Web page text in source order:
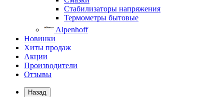
Стабилизаторы напряжения
Термометры бытовые
Alpenhoff
Новинки
Хиты продаж
Акции
Производители
Отзывы
Назад